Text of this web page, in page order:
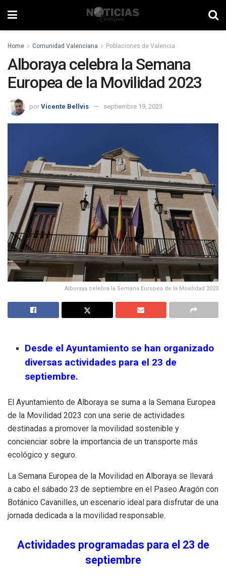
Home Comunidad Valenciana Poblaciones de Valencia
Alboraya celebra la Semana
Europea de la Movilidad 2023
por Vicente Bellvis septiembre 19, 2023
Alboraya celebra la Semana Europea de la Movilidad 2023
Desde el Ayuntamiento se han organizado
diversas actividades para el 23 de
septiembre.
El Ayuntamiento de Alboraya se suma a la Semana Europea
de la Movilidad 2023 con una serie de actividades
destinadas a promover la movilidad sostenible y
concienciar sobre la importancia de un transporte más
ecológico y seguro.
La Semana Europea de la Movilidad en Alboraya se llevará
a cabo el sábado 23 de septiembre en el Paseo Aragón con
Botánico Cavanilles, un escenario ideal para disfrutar de una
jornada dedicada a la movilidad responsable.
Actividades programadas para el 23 de
septiembre